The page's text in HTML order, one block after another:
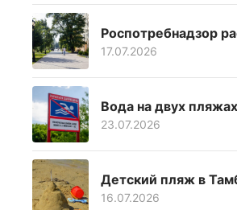
Роспотребнадзор
17.07.2026
Вода на двух
23.07.2026
Детский пляж в
16.07.2026